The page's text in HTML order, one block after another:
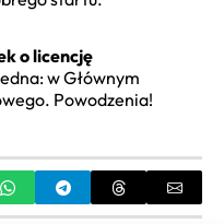
o licencję
w Głównym
Powodzenia!